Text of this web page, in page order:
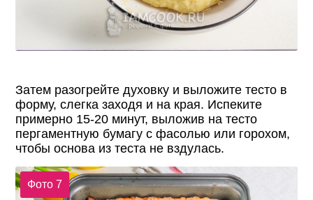
Затем разогрейте духовку и выложите тесто в
форму, слегка заходя и на края. Испеките
примерно 15-20 минут, выложив на тесто
пергаментную бумагу с фасолью или горохом,
чтобы основа из теста не вздулась.
Фото 7